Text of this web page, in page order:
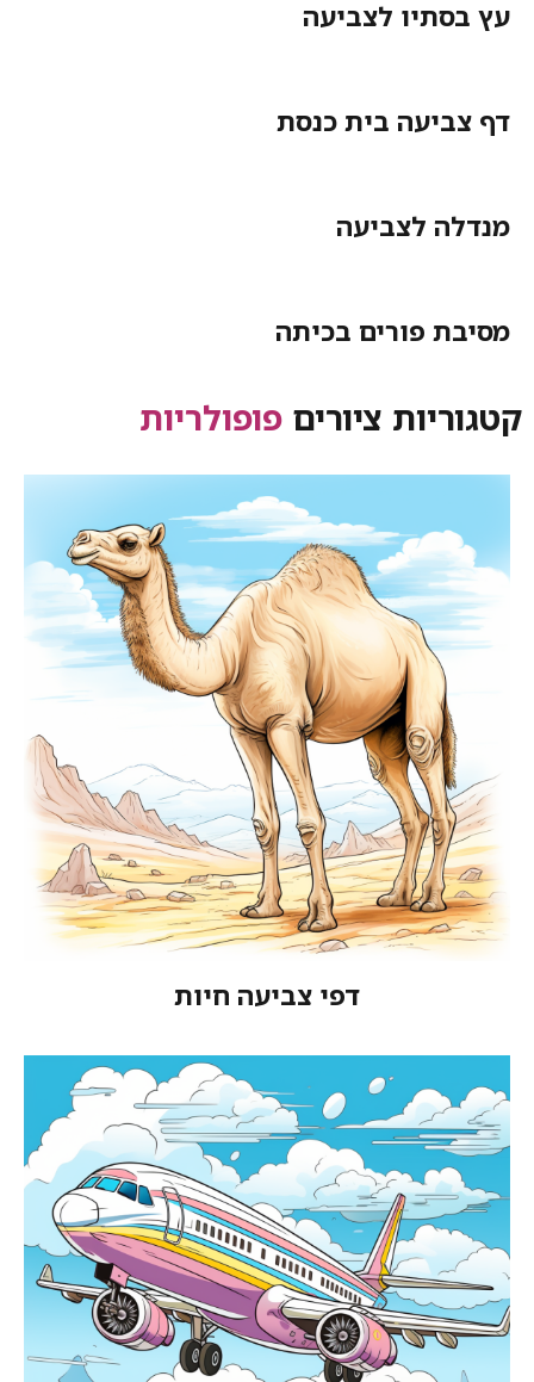
עץ בסתיו לצביעה
דף צביעה בית כנסת
מנדלה לצביעה
מסיבת פורים בכיתה
קטגוריות ציורים פופולריות
דפי צביעה חיות